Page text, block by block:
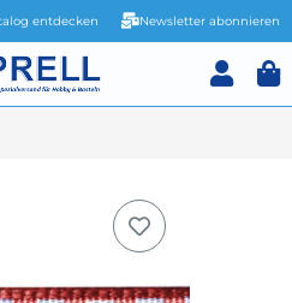
entdecken Newsletter abonnieren